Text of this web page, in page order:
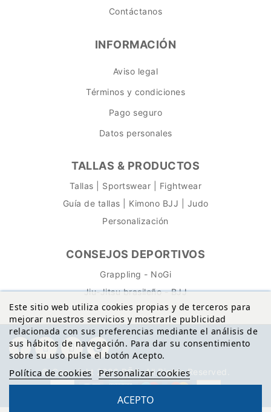
Contáctanos
INFORMACIÓN
Aviso legal
Términos y condiciones
Pago seguro
Datos personales
TALLAS & PRODUCTOS
Tallas | Sportswear | Fightwear
Guía de tallas | Kimono BJJ | Judo
Personalización
CONSEJOS DEPORTIVOS
Grappling - NoGi
Jiu-Jitsu brasileño - BJJ
Este sitio web utiliza cookies propias y de terceros para
mejorar nuestros servicios y mostrarle publicidad
relacionada con sus preferencias mediante el análisis de
sus hábitos de navegación. Para dar su consentimiento
sobre su uso pulse el botón Acepto.
Política de cookies Personalizar cookies
ACEPTO
© Copyright 2026 BŌA. All Rights Reserved.